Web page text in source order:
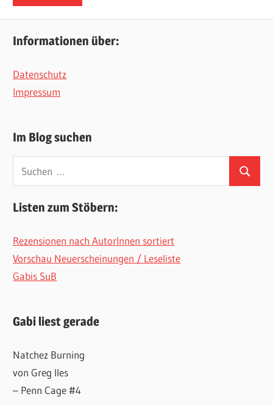
Informationen über:
Datenschutz
Impressum
Im Blog suchen
Suchen
nach:
Suchen
Listen zum Stöbern:
Rezensionen nach AutorInnen sortiert
Vorschau Neuerscheinungen / Leseliste
Gabis SuB
Gabi liest gerade
Natchez Burning
von Greg Iles
– Penn Cage #4